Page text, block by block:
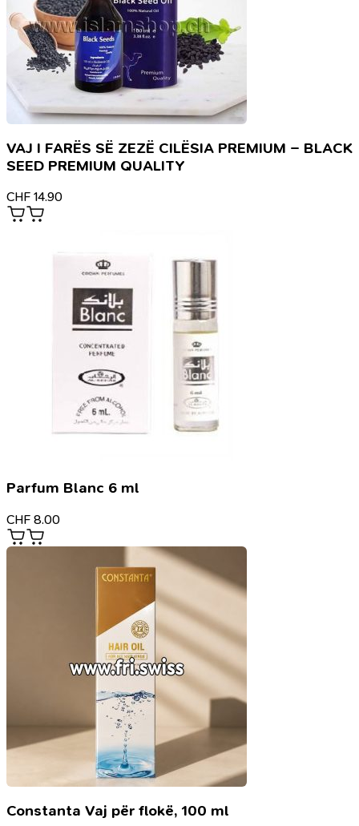
VAJ I FARËS SË ZEZË CILËSIA PREMIUM – BLACK
SEED PREMIUM QUALITY
CHF 14.90
Parfum Blanc 6 ml
CHF 8.00
Constanta Vaj për flokë, 100 ml